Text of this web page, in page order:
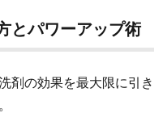
とパワーアップ術
剤の効果を最大限に引き